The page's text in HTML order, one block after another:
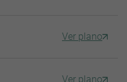
Ver plano
Ver plano